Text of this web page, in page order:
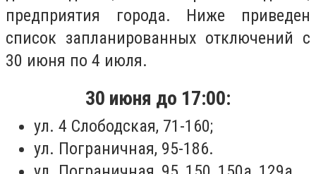
предприятия города. Ниже приведен
список запланированных отключений с
30 июня по 4 июля.
30 июня до 17:00:
ул. 4 Слободская, 71-160;
ул. Пограничная, 95-186.